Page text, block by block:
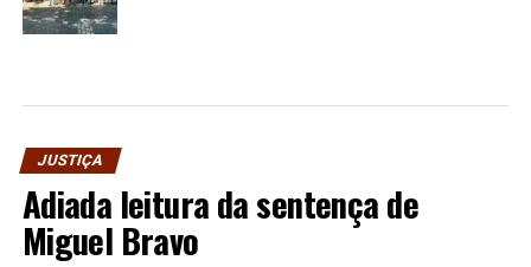
JUSTIÇA
Adiada leitura da sentença de
Miguel Bravo